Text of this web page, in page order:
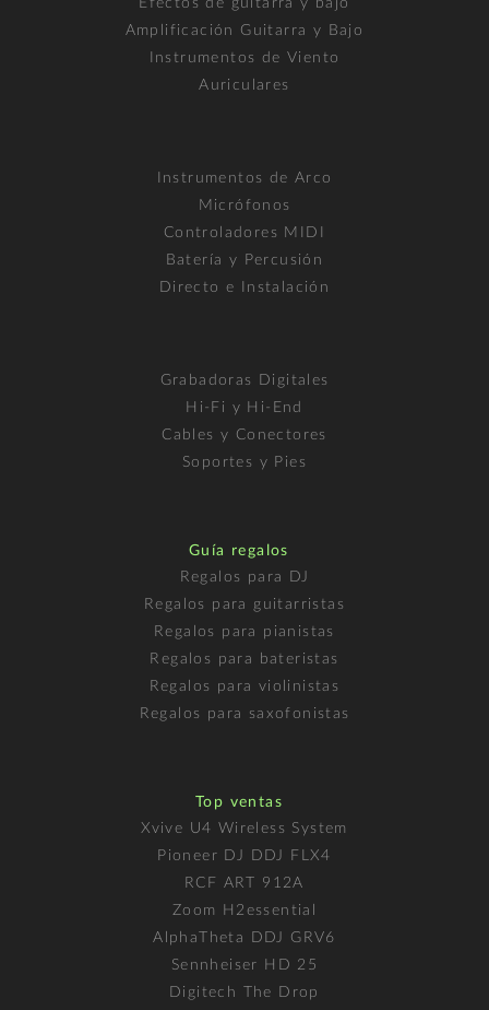
Efectos de guitarra y bajo
Amplificación Guitarra y Bajo
Instrumentos de Viento
Auriculares
Instrumentos de Arco
Micrófonos
Controladores MIDI
Batería y Percusión
Directo e Instalación
Grabadoras Digitales
Hi-Fi y Hi-End
Cables y Conectores
Soportes y Pies
Guía regalos
Regalos para DJ
Regalos para guitarristas
Regalos para pianistas
Regalos para bateristas
Regalos para violinistas
Regalos para saxofonistas
Top ventas
Xvive U4 Wireless System
Pioneer DJ DDJ FLX4
RCF ART 912A
Zoom H2essential
AlphaTheta DDJ GRV6
Sennheiser HD 25
Digitech The Drop